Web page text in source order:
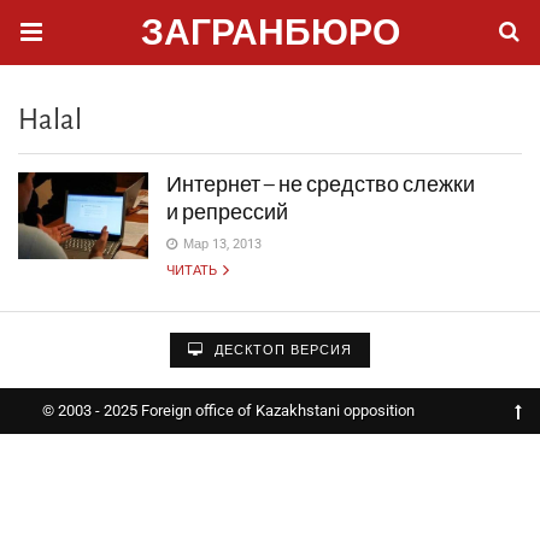
ЗАГРАНБЮРО
Halal
Интернет – не средство слежки
и репрессий
Мар 13, 2013
ЧИТАТЬ
ДЕСКТОП ВЕРСИЯ
© 2003 - 2025 Foreign office of Kazakhstani opposition